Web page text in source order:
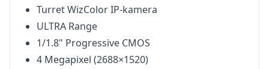
Turret WizColor IP-kamera
ULTRA Range
1/1.8" Progressive CMOS
4 Megapixel (2688×1520)